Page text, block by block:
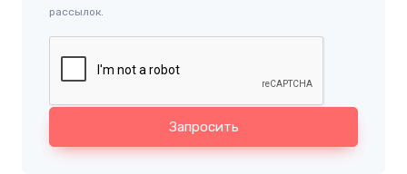
рассылок.
Запросить